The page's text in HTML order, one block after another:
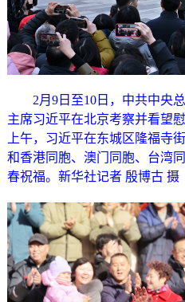
2月9日至10日，中共中央
主席习近平在北京考察并看望
上午，习近平在东城区隆福寺
和香港同胞、澳门同胞、台湾
春祝福。新华社记者 殷博古 摄